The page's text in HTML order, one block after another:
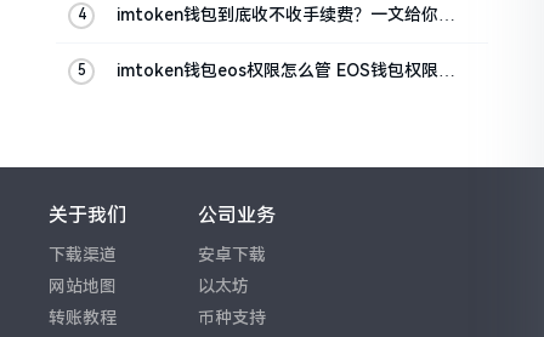
imtoken钱包到底收不收手续费？一文给你说
imtoken钱包eos权限怎么管 EOS钱包权限设
关于我们
下载渠道
网站地图
转账教程
公司业务
安卓下载
以太坊
币种支持